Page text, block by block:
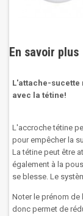
En savoir plus
L'attache-sucette
avec la tétine!
L'accroche tétine
pour empêcher la
La tétine peut être
également à la
se blesse. Le
Noter le prénom de
donc permet de